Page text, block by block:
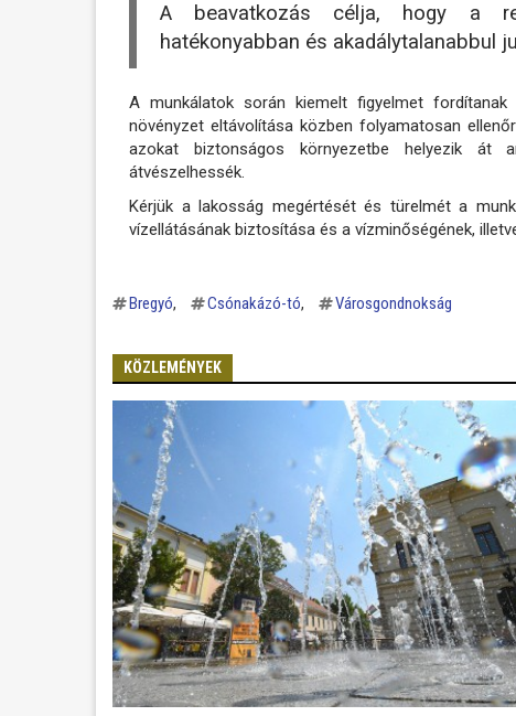
A beavatkozás célja, hogy a
hatékonyabban és akadálytalanabbul
A munkálatok során kiemelt figyelmet
növényzet eltávolítása közben folyamatosan
azokat biztonságos környezetbe helyezik át
átvészelhessék.
Kérjük a lakosság megértését és türelmét a
vízellátásának biztosítása és a vízminőségének,
Bregyó Csónakázó-tó Városgondnokság
KÖZLEMÉNYEK